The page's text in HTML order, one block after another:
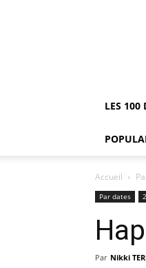
LES 100
Accueil
Par dates
Par Nikki